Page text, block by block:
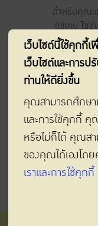
สำหรับคุณ
อีซี่เทป ไซ
น้อย รับฟรีเ
เว็บไซต์นี้ใช้คุกกี้
เว็บไซต์และการ
ท่านให้ดียิ่งขึ้น
คุณสามารถศึกษา
และการใช้คุกกี้
หรือไม่ก็ได้ คุณส
ของคุณได้เองโด
เราและการใช้คุกกี้